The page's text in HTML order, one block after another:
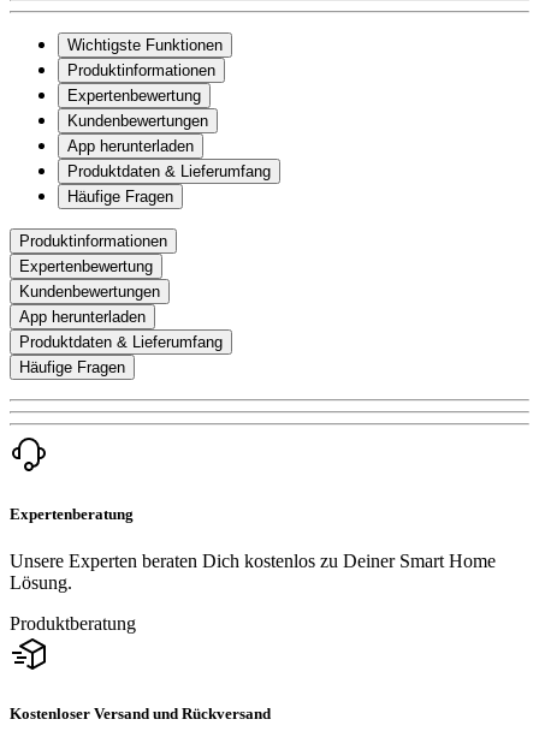
Wichtigste Funktionen
Produktinformationen
Expertenbewertung
Kundenbewertungen
App herunterladen
Produktdaten & Lieferumfang
Häufige Fragen
Produktinformationen
Expertenbewertung
Kundenbewertungen
App herunterladen
Produktdaten & Lieferumfang
Häufige Fragen
Expertenberatung
Unsere Experten beraten Dich kostenlos zu Deiner Smart Home
Lösung.
Produktberatung
Kostenloser Versand und Rückversand